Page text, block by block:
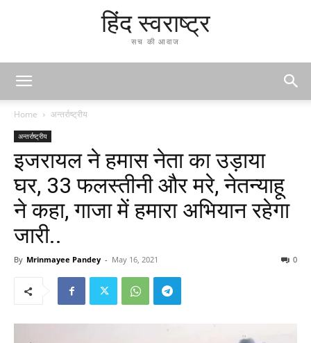
हिंद स्वराष्ट्र
सच की आवाज
Home अन्तर्राष्ट्रीय
अन्तर्राष्ट्रीय
इजरायल ने हमास नेता का उड़ाया
घर, 33 फलस्तीनी और मरे, नेतन्याहू
ने कहा, गाजा में हमारा अभियान रहेगा
जारी..
By Mrinmayee Pandey - May 16, 2021 0